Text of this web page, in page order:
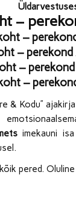
–
–
– perekond
–
–
& Kodu”
imekauni
pered.